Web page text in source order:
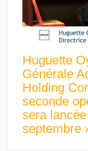
Huguette
Générale
Holding
seconde
sera
septembre